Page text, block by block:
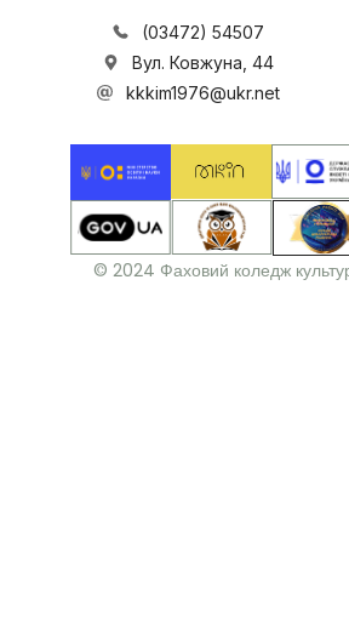
(03472) 54507
Вул. Ковжуна, 44
kkkim1976@ukr.net
© 2024 Фаховий коледж